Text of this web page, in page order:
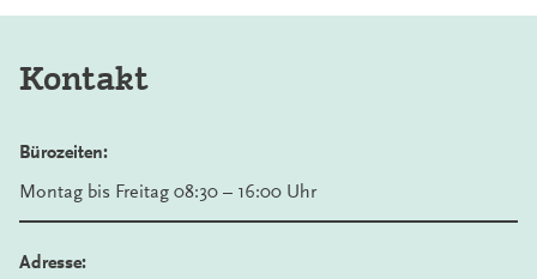
Kontakt
Bürozeiten:
Montag bis Freitag 08:30 – 16:00 Uhr
Adresse: